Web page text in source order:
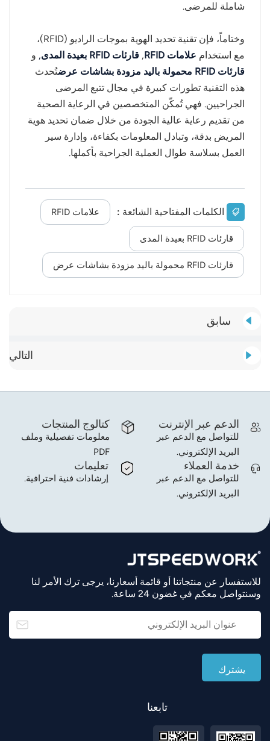
شاملة للمرضى.
وختاماً، فإن تقنية تحديد الهوية بموجات الراديو (RFID)،
مع استخدام علامات RFID , قارئات RFID بعيدة المدى , و
قارئات RFID محمولة باليد مزودة بشاشات عرض
تُحدث
هذه التقنية تطورات كبيرة في مجال تتبع المرضى
الجراحيين. فهي تُمكّن المتخصصين في الرعاية الصحية
من تقديم رعاية عالية الجودة من خلال ضمان تحديد هوية
المريض بدقة، وتبادل المعلومات بكفاءة، وإدارة سير
العمل بسلاسة طوال العملية الجراحية بأكملها.
الكلمات المفتاحية الشائعة : علامات RFID
قارئات RFID بعيدة المدى
قارئات RFID محمولة باليد مزودة بشاشات عرض
سابق
التالي
كتالوج المنتجات
معلومات تفصيلية وملف
PDF
الدعم عبر الإنترنت
للتواصل مع الدعم عبر
البريد الإلكتروني.
تعليمات
إرشادات فنية احترافية.
خدمة العملاء
للتواصل مع الدعم عبر
البريد الإلكتروني.
للاستفسار عن منتجاتنا أو قائمة أسعارنا، يرجى ترك الأمر لنا
وسنتواصل معكم في غضون 24 ساعة.
تابعنا